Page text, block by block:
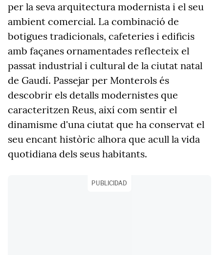
per la seva arquitectura modernista i el seu
ambient comercial. La combinació de
botigues tradicionals, cafeteries i edificis
amb façanes ornamentades reflecteix el
passat industrial i cultural de la ciutat natal
de Gaudí. Passejar per Monterols és
descobrir els detalls modernistes que
caracteritzen Reus, així com sentir el
dinamisme d'una ciutat que ha conservat el
seu encant històric alhora que acull la vida
quotidiana dels seus habitants.
PUBLICIDAD